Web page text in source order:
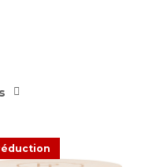
Fresh Home Sweet
& Jasmine